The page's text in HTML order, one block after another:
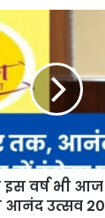
इस वर्ष भी
आनंद उत्सव